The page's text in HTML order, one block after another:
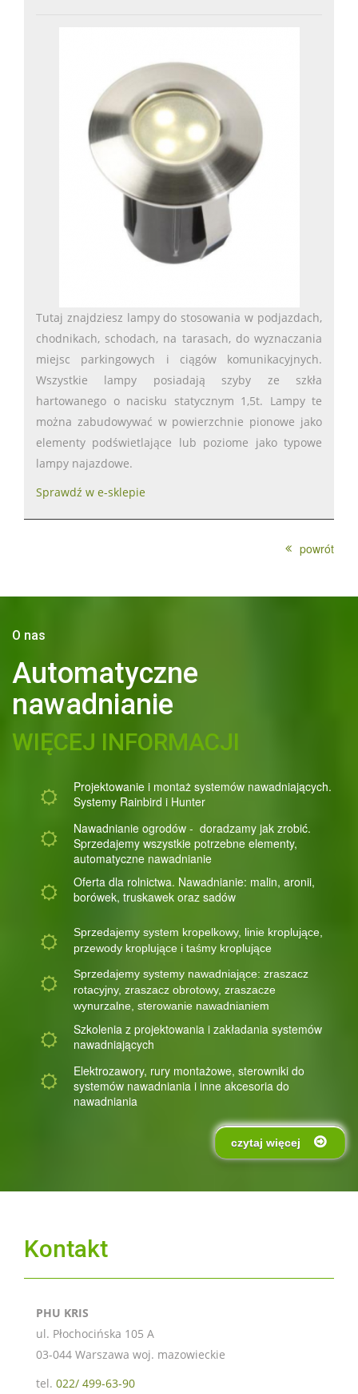
Tutaj znajdziesz lampy do stosowania w podjazdach,
chodnikach, schodach, na tarasach, do wyznaczania
miejsc parkingowych i ciągów komunikacyjnych.
Wszystkie lampy posiadają szyby ze szkła
hartowanego o nacisku statycznym 1,5t. Lampy te
można zabudowywać w powierzchnie pionowe jako
elementy podświetlające lub poziome jako typowe
lampy najazdowe.
Sprawdź w e-sklepie
powrót
O nas
Automatyczne
nawadnianie
WIĘCEJ INFORMACJI
Projektowanie i montaż systemów nawadniających.
Systemy Rainbird i Hunter
Nawadnianie ogrodów - doradzamy jak zrobić.
Sprzedajemy wszystkie potrzebne elementy,
automatyczne nawadnianie
Oferta dla rolnictwa. Nawadnianie: malin, aronii,
borówek, truskawek oraz sadów
Sprzedajemy system kropelkowy, linie kroplujące
przewody kroplujące i taśmy kroplujące
Sprzedajemy systemy nawadniające: zraszacz
rotacyjny, zraszacz obrotowy, zraszacze
wynurzalne , sterowanie nawadnianiem
Szkolenia z projektowania i zakładania systemów
nawadniających
Elektrozawory, rury montażowe, sterowniki do
systemów nawadniania i inne akcesoria do
nawadniania
czytaj więcej
Kontakt
PHU KRIS
ul. Płochocińska 105 A
03-044 Warszawa woj. mazowieckie
tel. 022/ 499-63-90